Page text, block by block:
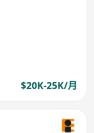
$20K-25K/月